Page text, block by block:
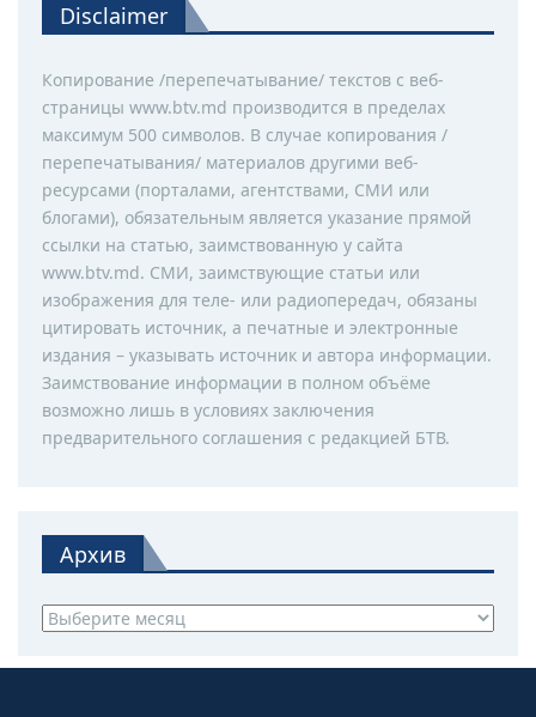
Disclaimer
Копирование /перепечатывание/ текстов с веб-
страницы www.btv.md производится в пределах
максимум 500 символов. В случае копирования /
перепечатывания/ материалов другими веб-
ресурсами (порталами, агентствами, СМИ или
блогами), обязательным является указание прямой
ссылки на статью, заимствованную у сайта
www.btv.md. СМИ, заимствующие статьи или
изображения для теле- или радиопередач, обязаны
цитировать источник, а печатные и электронные
издания – указывать источник и автора информации.
Заимствование информации в полном объёме
возможно лишь в условиях заключения
предварительного соглашения с редакцией БТВ.
Архив
Архив